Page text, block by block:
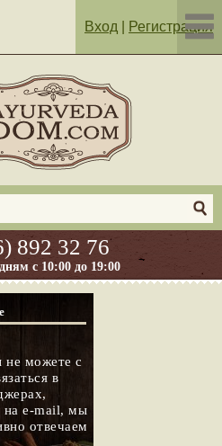
892 32 76
с 10:00 до 19:00
Вход Регистрация
не можете с
в
на e-mail, мы
отвечаем